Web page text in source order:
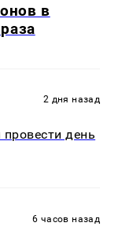
в
2 дня назад
день
6 часов назад